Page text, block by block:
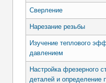
Сверление
Нарезание резьбы
Изучение теплового
давлением
Настройка фрезерного
деталей и определение